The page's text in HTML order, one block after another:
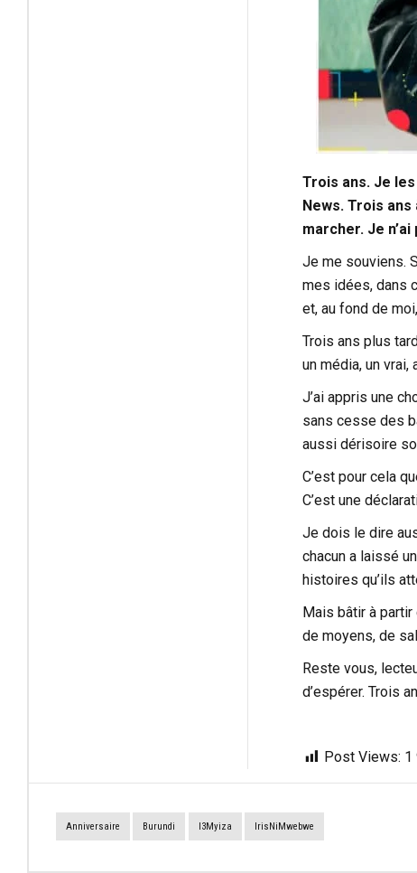
Trois ans. Je
News. Trois
marcher. Je
Je me souviens.
mes idées, dans
et, au fond de
Trois ans plus
un média, un
J’ai appris une
sans cesse des
aussi dérisoire
C’est pour cela
C’est une
Je dois le dire
chacun a laissé
histoires qu’ils
Mais bâtir à
de moyens, de
Reste vous,
d’espérer. Trois
Post Views: 1
Anniversaire Burundi I3Myiza IrisNiMwebwe